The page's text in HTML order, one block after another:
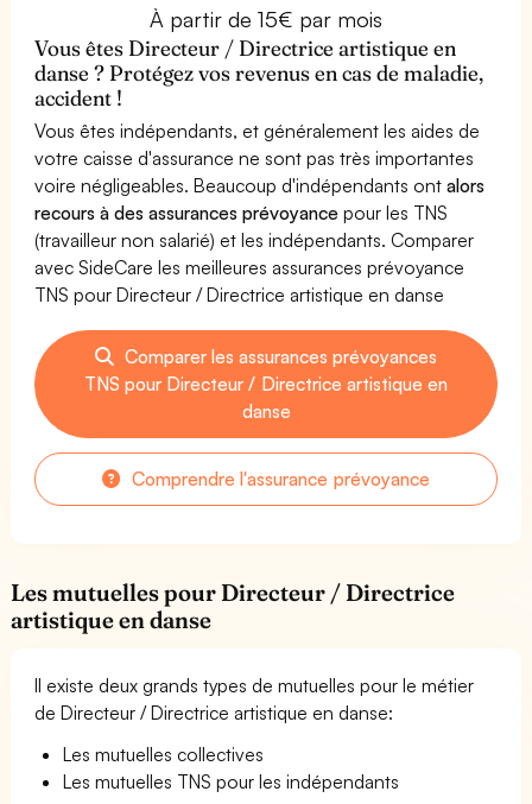
À partir de 15€ par mois
Vous êtes Directeur / Directrice artistique en
danse ? Protégez vos revenus en cas de maladie,
accident !
Vous êtes indépendants, et généralement les aides de
votre caisse d'assurance ne sont pas très importantes
voire négligeables. Beaucoup d'indépendants ontalors
recours à des assurances prévoyance pour les TNS
(travailleur non salarié) et les indépendants. Comparer
avec SideCare les meilleures assurances prévoyance
TNS pour Directeur / Directrice artistique en danse
Comparer les assurances prévoyances
TNS pour Directeur / Directrice artistique en
danse
Comprendre l'assurance prévoyance
Les mutuelles pour Directeur / Directrice
artistique en danse
Il existe deux grands types de mutuelles pour le métier
de Directeur / Directrice artistique en danse:
Les mutuelles collectives
Les mutuelles TNS pour les indépendants